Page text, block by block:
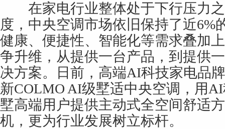
在家电行业整体处于下行压力之
度，中央空调市场依旧保持了近6%
健康、便捷性、智能化等需求叠加
争升维，从提供一台产品，到提供
决方案。日前，高端AI科技家电品
新COLMO AI级墅适中央空调，用
墅高端用户提供主动式全空间舒适
机，更为行业发展树立标杆。